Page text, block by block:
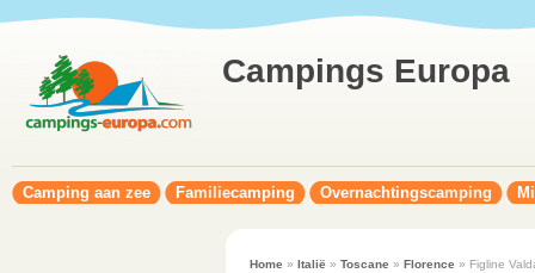
Campings Europa
Camping aan zee Familiecamping Overnachtingscamping
Home » Italië » Toscane » Florence » Figline